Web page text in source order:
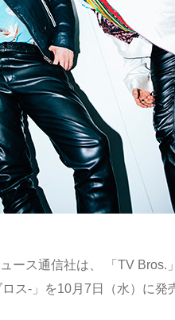
ース通信社は、 「TV Bros.
ス-」を10月7日（水）に